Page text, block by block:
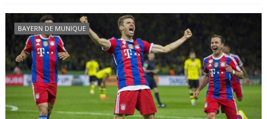
BAYERN DE MUNIQUE